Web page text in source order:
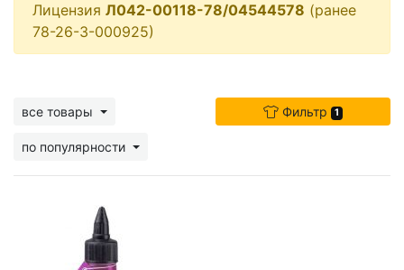
Лицензия Л042-00118-78/04544578 (ранее
78-26-3-000925)
все товары
по популярности
Фильтр 1